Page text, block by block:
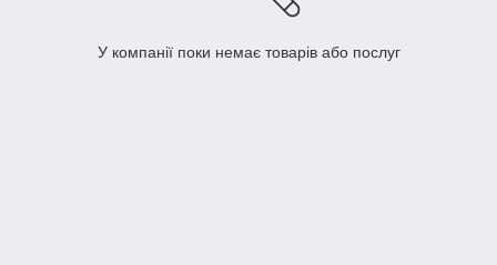
У компанії поки немає товарів або послуг